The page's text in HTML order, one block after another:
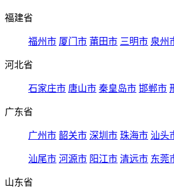
福建省
福州市 厦门市 莆田市 三明市 泉州
河北省
石家庄市 唐山市 秦皇岛市 邯郸市
广东省
广州市 韶关市 深圳市 珠海市 汕头
汕尾市 河源市 阳江市 清远市 东莞
山东省